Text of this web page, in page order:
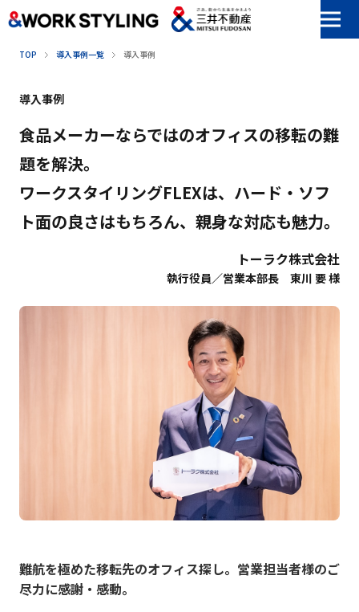
本文へ移動
TOP 導入事例一覧 導入事例
導入事例
食品メーカーならではのオフィスの移転の難
題を解決。
ワークスタイリングFLEXは、ハード・ソフ
ト面の良さはもちろん、親身な対応も魅力。
トーラク株式会社
執行役員／営業本部長 東川 要 様
難航を極めた移転先のオフィス探し。営業担当者様のご
尽力に感謝・感動。